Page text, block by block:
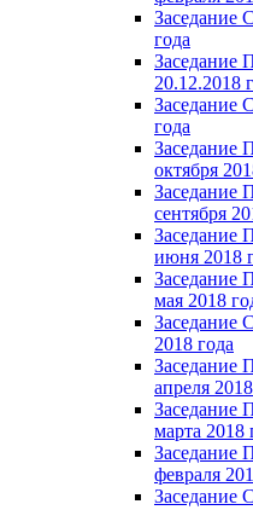
Заседание
года
20.12.2018
Заседание
года
октября
сентября
июня 2018
мая 2018
Заседание
2018 года
апреля
марта 2018
февраля
Заседание